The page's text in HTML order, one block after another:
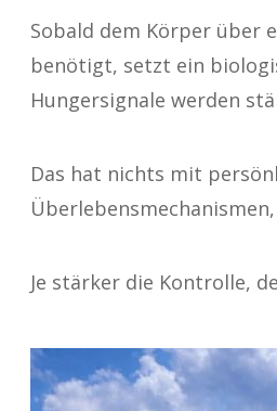
Sobald dem Körper über
benötigt, setzt ein
Hungersignale werden
Das hat nichts mit
Je stärker die Kontrolle,